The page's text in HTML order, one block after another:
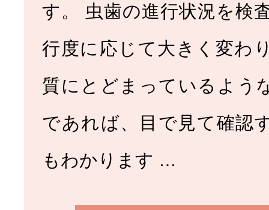
す。 虫歯の進行状況を検
行度に応じて大きく変わ
質にとどまっているよう
であれば、目で見て確認
もわかります …